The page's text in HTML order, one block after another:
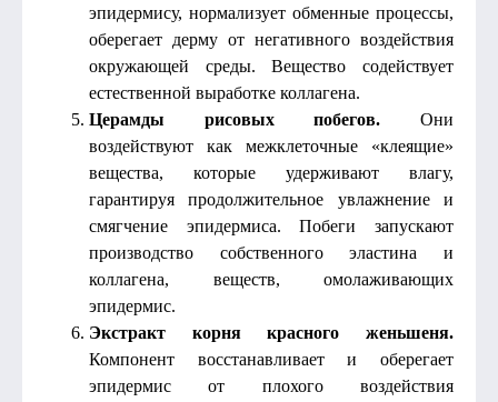
эпидермису, нормализует обменные процессы,
оберегает дерму от негативного воздействия
окружающей среды. Вещество содействует
естественной выработке коллагена.
Церамды рисовых побегов. Они
воздействуют как межклеточные «клеящие»
вещества, которые удерживают влагу,
гарантируя продолжительное увлажнение и
смягчение эпидермиса. Побеги запускают
производство собственного эластина и
коллагена, веществ, омолаживающих
эпидермис.
Экстракт корня красного женьшеня.
Компонент восстанавливает и оберегает
эпидермис от плохого воздействия